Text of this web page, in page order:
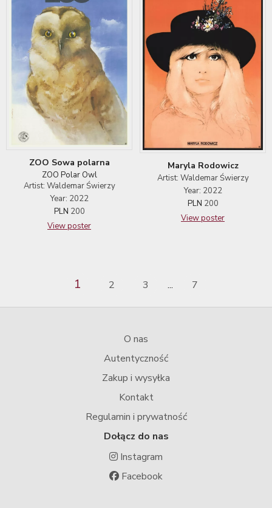
ZOO Sowa polarna
ZOO Polar Owl
Artist: Waldemar Świerzy
Year: 2022
PLN 200
View poster
Maryla Rodowicz
Artist: Waldemar Świerzy
Year: 2022
PLN 200
View poster
1 2 3 ... 7
O nas
Autentyczność
Zakup i wysyłka
Kontakt
Regulamin i prywatność
Dołącz do nas
Instagram
Facebook